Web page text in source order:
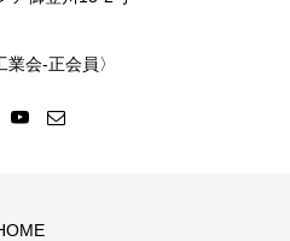
業会-正会員〉